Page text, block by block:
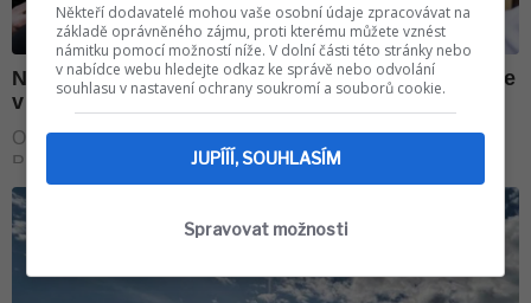
Někteří dodavatelé mohou vaše osobní údaje zpracovávat na
základě oprávněného zájmu, proti kterému můžete vznést
námitku pomocí možností níže. V dolní části této stránky nebo
v nabídce webu hledejte odkaz ke správě nebo odvolání
souhlasu v nastavení ochrany soukromí a souborů cookie.
JUPÍÍÍ, SOUHLASÍM
Spravovat možnosti